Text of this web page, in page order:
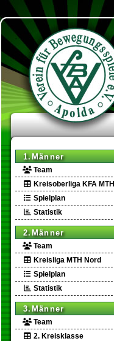
1.Männer
Team
Kreisoberliga KFA MTH
Spielplan
Statistik
2.Männer
Team
Kreisliga MTH Nord
Spielplan
Statistik
3.Männer
Team
2. Kreisklasse